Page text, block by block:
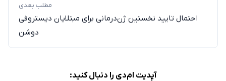
مطلب بعدی
احتمال تایید نخستین ژن‌درمانی برای مبتلایان دیستروفی
دوشن
آپدیت ام‌دی را دنبال کنید: